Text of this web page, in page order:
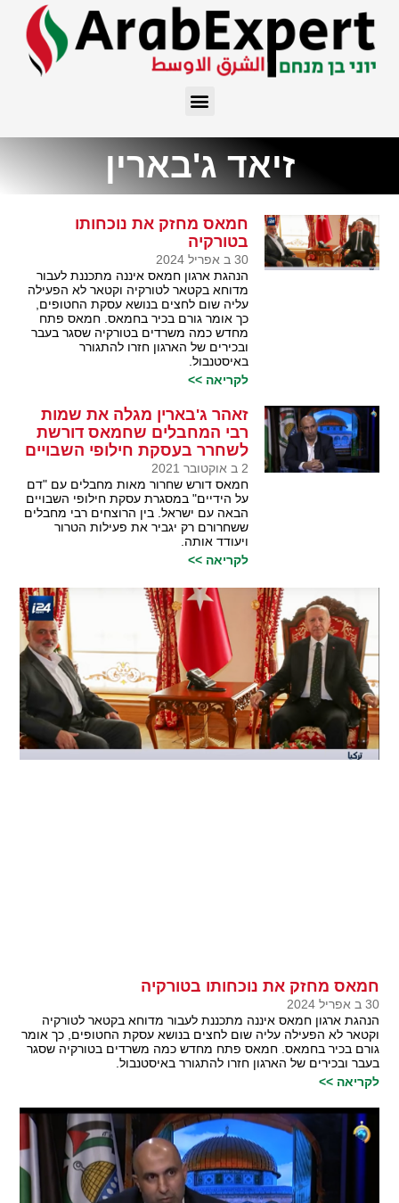
זיאד ג'בארין
חמאס מחזק את נוכחותו
בטורקיה
30 ב אפריל 2024
הנהגת ארגון חמאס איננה מתכננת לעבור
מדוחא בקטאר לטורקיה וקטאר לא הפעילה
עליה שום לחצים בנושא עסקת החטופים,
כך אומר גורם בכיר בחמאס. חמאס פתח
מחדש כמה משרדים בטורקיה שסגר בעבר
ובכירים של הארגון חזרו להתגורר
באיסטנבול.
לקריאה >>
זאהר ג'בארין מגלה את שמות
רבי המחבלים שחמאס דורשת
לשחרר בעסקת חילופי השבויים
2 ב אוקטובר 2021
חמאס דורש שחרור מאות מחבלים עם "דם
על הידיים" במסגרת עסקת חילופי השבויים
הבאה עם ישראל. בין הרוצחים רבי מחבלים
ששחרורם רק יגביר את פעילות הטרור
ויעודד אותה.
לקריאה >>
חמאס מחזק את נוכחותו בטורקיה
30 ב אפריל 2024
הנהגת ארגון חמאס איננה מתכננת לעבור מדוחא בקטאר לטורקיה
וקטאר לא הפעילה עליה שום לחצים בנושא עסקת החטופים, כך אומר
גורם בכיר בחמאס. חמאס פתח מחדש כמה משרדים בטורקיה שסגר
בעבר ובכירים של הארגון חזרו להתגורר באיסטנבול.
לקריאה >>